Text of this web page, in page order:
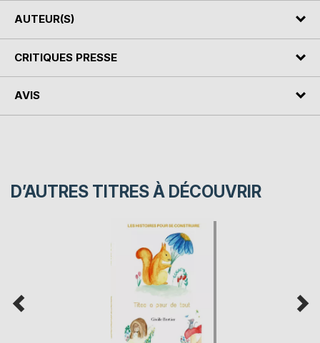
AUTEUR(S)
CRITIQUES PRESSE
AVIS
D’AUTRES TITRES À DÉCOUVRIR